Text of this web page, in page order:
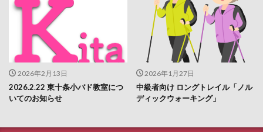
2026年2月13日
2026.2.22 東十条小バド教室につ
いてのお知らせ
2026年1月27日
中級者向け ロングトレイル「ノル
ディックウォーキング」